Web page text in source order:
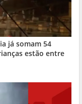
já somam 54
estão entre